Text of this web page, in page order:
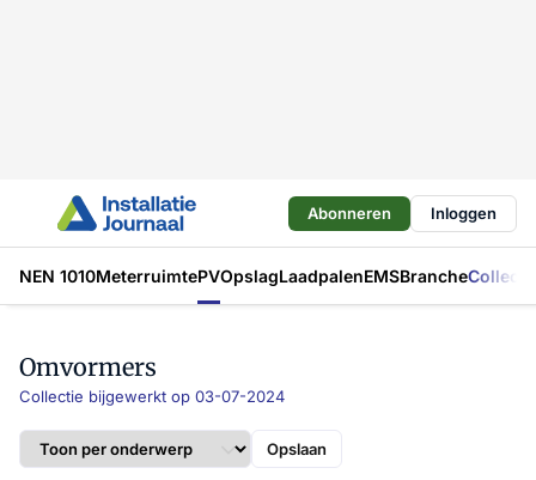
Abonneren Inloggen
NEN 1010MeterruimtePVOpslagLaadpalenEMSBranche
Omvormers
Collectie bijgewerkt op 03-07-2024
Opslaan